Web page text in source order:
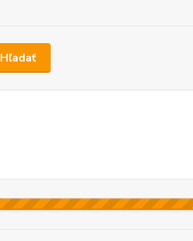
Hľadať